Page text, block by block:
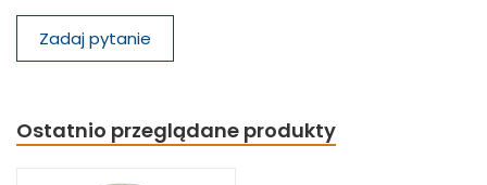
Zadaj pytanie
Ostatnio przeglądane produkty